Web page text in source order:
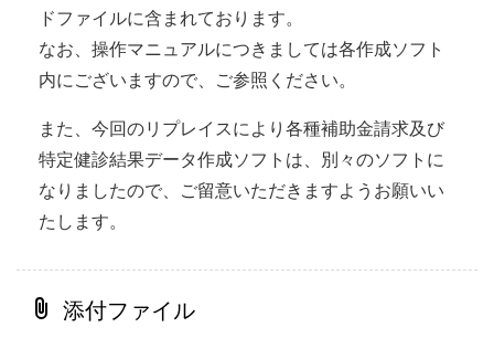
ドファイルに含まれております。
なお、操作マニュアルにつきましては各作成ソフト
内にございますので、ご参照ください。
また、今回のリプレイスにより各種補助金請求及び
特定健診結果データ作成ソフトは、別々のソフトに
なりましたので、ご留意いただきますようお願いい
たします。
添付ファイル